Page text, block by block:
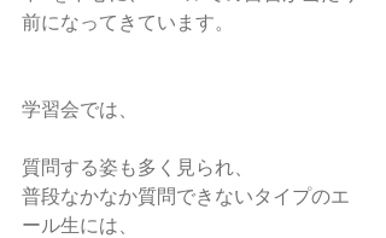
前になってきています。
学習会では、
質問する姿も多く見られ、
普段なかなか質問できないタイプのエ
ール生には、